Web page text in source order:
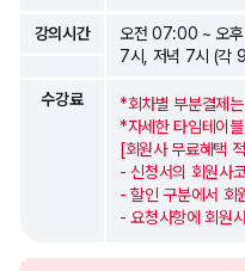
강의시간
오전 07:00 ~ 오
7시, 저녁 7시 (각
수강료
*회차별 부분결제
*자세한 타임테이
[회원사 무료혜택
- 신청서의 회원사
- 할인 구분에서 회
- 요청사항에 회원